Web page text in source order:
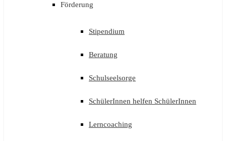
Förderung
Stipendium
Beratung
Schulseelsorge
SchülerInnen helfen SchülerInnen
Lerncoaching